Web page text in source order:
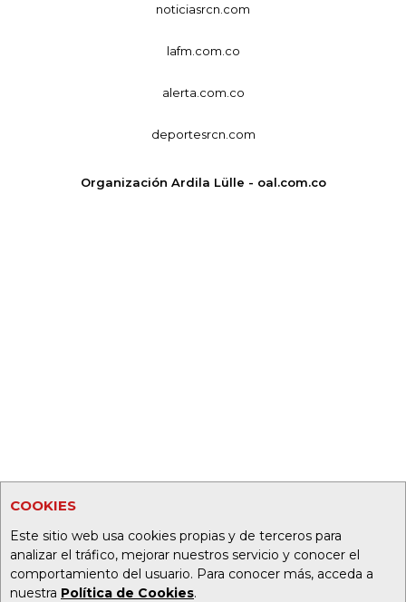
COOKIES
Este sitio web usa cookies propias y de terceros para
analizar el tráfico, mejorar nuestros servicio y conocer el
comportamiento del usuario. Para conocer más, acceda a
nuestra Política de Cookies.
noticiasrcn.com
lafm.com.co
alerta.com.co
deportesrcn.com
Organización Ardila Lülle - oal.com.co